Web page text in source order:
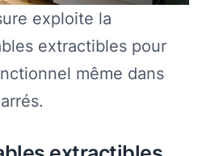
exploite la
extractibles pour
même dans